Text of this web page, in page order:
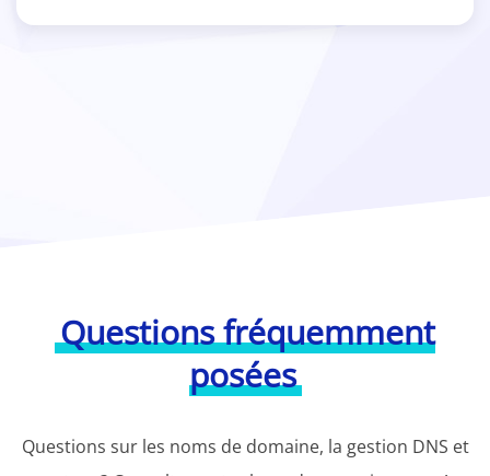
Questions fréquemment
posées
Questions sur les noms de domaine, la gestion DNS et